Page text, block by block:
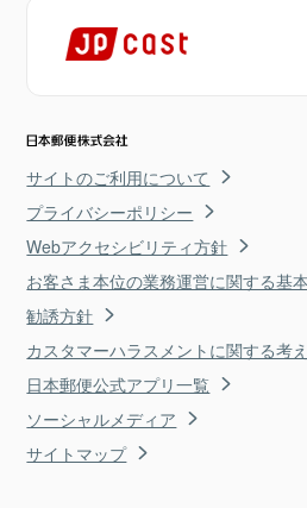
サイトのご利用について
プライバシーポリシー
Webアクセシビリティ方針
お客さま本位の業務運営に関する基
勧誘方針
カスタマーハラスメントに関する考
日本郵便公式アプリ一覧
ソーシャルメディア
サイトマップ